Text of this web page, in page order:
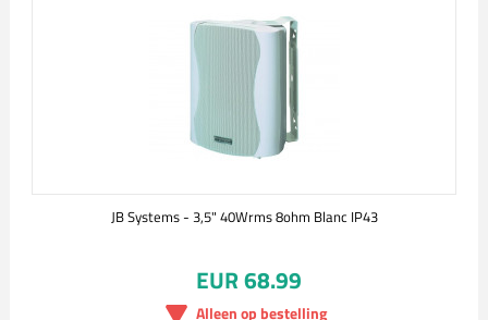
JB Systems - 3,5" 40Wrms 8ohm Blanc IP43
EUR 68.99
Alleen op bestelling